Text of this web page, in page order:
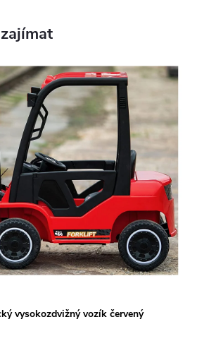
vysokozdvižný vozík červený